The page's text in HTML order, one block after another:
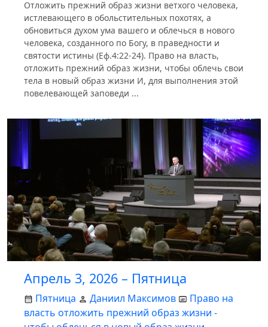
Отложить прежний образ жизни ветхого человека,
истлевающего в обольстительных похотях, а
обновиться духом ума вашего и облечься в нового
человека, созданного по Богу, в праведности и
святости истины (Еф.4:22-24). Право на власть,
отложить прежний образ жизни, чтобы облечь свои
тела в новый образ жизни И, для выполнения этой
повелевающей заповеди ...
Апрель 3, 2026 – Пятница
Пятница Даниил Максимов
Право на
власть отложить прежний образ жизни -